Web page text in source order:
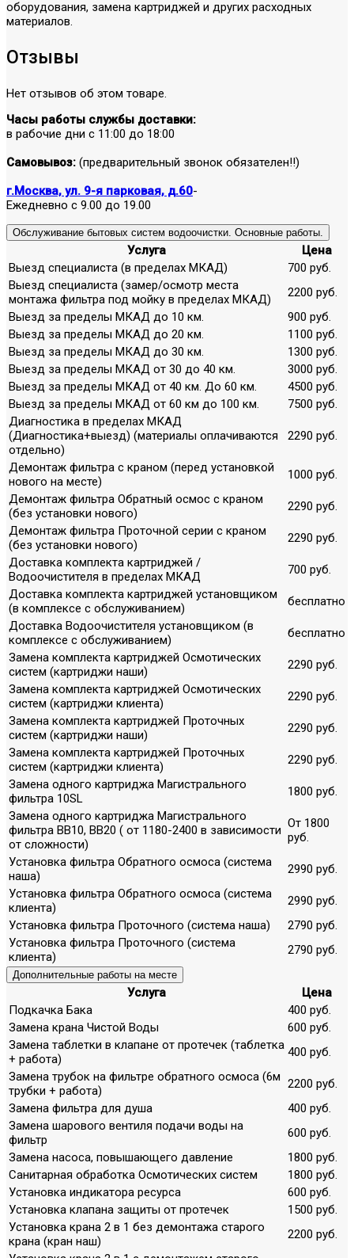
оборудования, замена картриджей и других расходных
материалов.
Отзывы
Нет отзывов об этом товаре.
Часы работы службы доставки:
в рабочие дни с 11:00 до 18:00
Самовывоз: (предварительный звонок обязателен!!)
г.Москва, ул. 9-я парковая, д.60-
Ежедневно с 9.00 до 19.00
Обслуживание бытовых систем водоочистки. Основные работы.
Услуга
Цена
Выезд специалиста (в пределах МКАД)
700 руб.
Выезд специалиста (замер/осмотр места
монтажа фильтра под мойку в пределах МКАД)
2200 руб.
Выезд за пределы МКАД до 10 км.
900 руб.
Выезд за пределы МКАД до 20 км.
1100 руб.
Выезд за пределы МКАД до 30 км.
1300 руб.
Выезд за пределы МКАД от 30 до 40 км.
3000 руб.
Выезд за пределы МКАД от 40 км. До 60 км.
4500 руб.
Выезд за пределы МКАД от 60 км до 100 км.
7500 руб.
Диагностика в пределах МКАД
(Диагностика+выезд) (материалы оплачиваются
отдельно)
2290 руб.
Демонтаж фильтра с краном (перед установкой
нового на месте)
1000 руб.
Демонтаж фильтра Обратный осмос с краном
(без установки нового)
2290 руб.
Демонтаж фильтра Проточной серии с краном
(без установки нового)
2290 руб.
Доставка комплекта картриджей /
Водоочистителя в пределах МКАД
700 руб.
Доставка комплекта картриджей установщиком
(в комплексе с обслуживанием)
бесплатно
Доставка Водоочистителя установщиком (в
комплексе с обслуживанием)
бесплатно
Замена комплекта картриджей Осмотических
систем (картриджи наши)
2290 руб.
Замена комплекта картриджей Осмотических
систем (картриджи клиента)
2290 руб.
Замена комплекта картриджей Проточных
систем (картриджи наши)
2290 руб.
Замена комплекта картриджей Проточных
систем (картриджи клиента)
2290 руб.
Замена одного картриджа Магистрального
фильтра 10SL
1800 руб.
Замена одного картриджа Магистрального
фильтра ВВ10, ВВ20 ( от 1180-2400 в зависимости
от сложности)
От 1800
руб.
Установка фильтра Обратного осмоса (система
наша)
2990 руб.
Установка фильтра Обратного осмоса (система
клиента)
2990 руб.
Установка фильтра Проточного (система наша)
2790 руб.
Установка фильтра Проточного (система
клиента)
2790 руб.
Дополнительные работы на месте
Услуга
Цена
Подкачка Бака
400 руб.
Замена крана Чистой Воды
600 руб.
Замена таблетки в клапане от протечек (таблетка
+ работа)
400 руб.
Замена трубок на фильтре обратного осмоса (6м
трубки + работа)
2200 руб.
Замена фильтра для душа
400 руб.
Замена шарового вентиля подачи воды на
фильтр
600 руб.
Замена насоса, повышающего давление
1800 руб.
Санитарная обработка Осмотических систем
1800 руб.
Установка индикатора ресурса
600 руб.
Установка клапана защиты от протечек
1500 руб.
Установка крана 2 в 1 без демонтажа старого
крана (кран наш)
2200 руб.